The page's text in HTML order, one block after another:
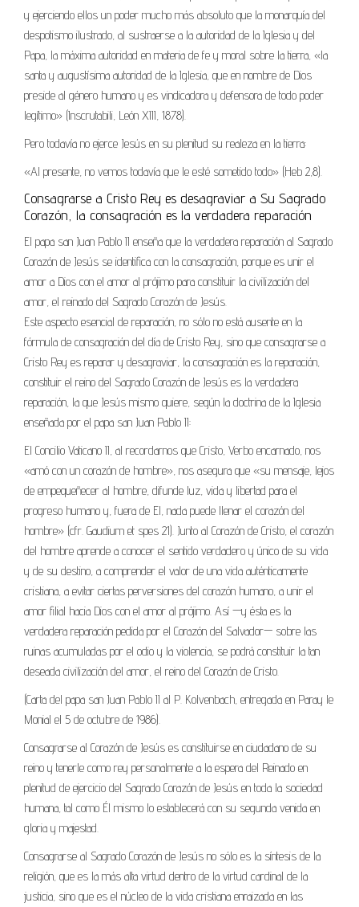
y ejerciendo ellos un poder mucho más absoluto que la monarquía del
despotismo ilustrado, al sustraerse a la autoridad de la Iglesia y del
Papa, la máxima autoridad en materia de fe y moral sobre la tierra, «la
santa y augustísima autoridad de la Iglesia, que en nombre de Dios
preside al género humano y es vindicadora y defensora de todo poder
legítimo» (Inscrutabili, León XIII, 1878).
Pero todavía no ejerce Jesús en su plenitud su realeza en la tierra:
«Al presente, no vemos todavía que le esté sometido todo» (Heb 2,8).
Consagrarse a Cristo Rey es desagraviar a Su Sagrado
Corazón, la consagración es la verdadera reparación
El papa san Juan Pablo II enseña que la verdadera reparación al Sagrado
Corazón de Jesús se identifica con la consagración, porque es unir el
amor a Dios con el amor al prójimo para constituir la civilización del
amor, el reinado del Sagrado Corazón de Jesús.
Este aspecto esencial de reparación, no sólo no está ausente en la
fórmula de consagración del día de Cristo Rey, sino que consagrarse a
Cristo Rey es reparar y desagraviar, la consagración es la reparación,
constituir el reino del Sagrado Corazón de Jesús es la verdadera
reparación, la que Jesús mismo quiere, según la doctrina de la Iglesia
enseñada por el papa san Juan Pablo II:
El Concilio Vaticano II, al recordarnos que Cristo, Verbo encarnado, nos
«amó con un corazón de hombre», nos asegura que «su mensaje, lejos
de empequeñecer al hombre, difunde luz, vida y libertad para el
progreso humano y, fuera de El, nada puede llenar el corazón del
hombre» (cfr. Gaudium et spes 21). Junto al Corazón de Cristo, el corazón
del hombre aprende a conocer el sentido verdadero y único de su vida
y de su destino, a comprender el valor de una vida auténticamente
cristiana, a evitar ciertas perversiones del corazón humano, a unir el
amor filial hacia Dios con el amor al prójimo. Así —y ésta es la
verdadera reparación pedida por el Corazón del Salvador— sobre las
ruinas acumuladas por el odio y la violencia, se podrá constituir la tan
deseada civilización del amor, el reino del Corazón de Cristo.
(Carta del papa san Juan Pablo II al P. Kolvenbach, entregada en Paray le
Monial el 5 de octubre de 1986).
Consagrarse al Corazón de Jesús es constituirse en ciudadano de su
reino y tenerle como rey personalmente a la espera del Reinado en
plenitud de ejercicio del Sagrado Corazón de Jesús en toda la sociedad
humana, tal como Él mismo lo establecerá con su segunda venida en
gloria y majestad.
Consagrarse al Sagrado Corazón de Jesús no sólo es la síntesis de la
religión, que es la más alta virtud dentro de la virtud cardinal de la
justicia, sino que es el núcleo de la vida cristiana enraizada en las